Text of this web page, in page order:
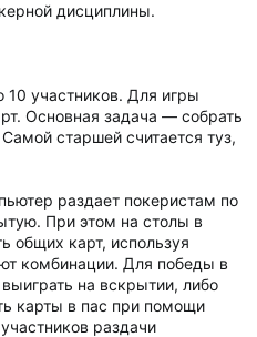
дисциплины.
10 участников. Для игры
Основная задача — собрать
старшей считается туз,
раздает покеристам по
При этом на столы в
общих карт, используя
комбинации. Для победы в
на вскрытии, либо
карты в пас при помощи
раздачи